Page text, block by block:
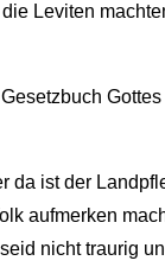
Leviten
da ist der
aufmerken
nicht traurig